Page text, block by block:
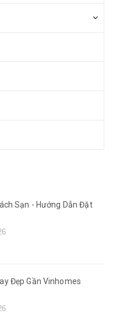
Sạn - Hướng Dẫn Đặt
Đẹp Gần Vinhomes